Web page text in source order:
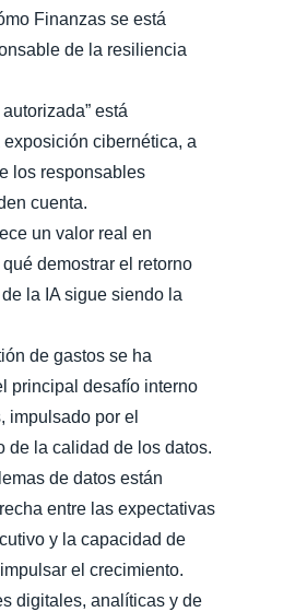
Finanzas se está
de la resiliencia
está
cibernética, a
los responsables
cuenta.
un valor real en
demostrar el retorno
la IA sigue siendo la
de gastos se ha
principal desafío interno
impulsado por el
de la calidad de los datos.
de datos están
entre las expectativas
y la capacidad de
el crecimiento.
digitales, analíticas y de